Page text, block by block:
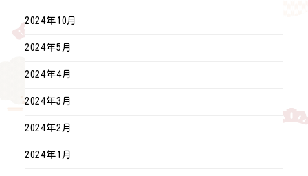
2024年10月
2024年5月
2024年4月
2024年3月
2024年2月
2024年1月